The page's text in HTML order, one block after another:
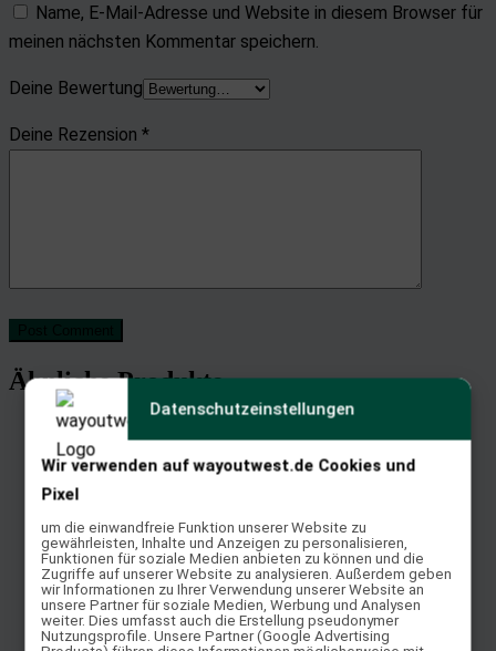
Name, E-Mail-Adresse und Website in diesem Browser für
meinen nächsten Kommentar speichern.
Deine Bewertung
Deine Rezension *
Ähnliche Produkte
Steffen Breug Reiner
Weiterlesen
Quick View
Pleasure-Sattel Bi-Color
Datenschutzeinstellungen
Wir verwenden auf wayoutwest.de Cookies und
Pixel
um die einwandfreie Funktion unserer Website zu
gewährleisten, Inhalte und Anzeigen zu personalisieren,
Funktionen für soziale Medien anbieten zu können und die
Zugriffe auf unserer Website zu analysieren. Außerdem geben
wir Informationen zu Ihrer Verwendung unserer Website an
unsere Partner für soziale Medien, Werbung und Analysen
weiter. Dies umfasst auch die Erstellung pseudonymer
Nutzungsprofile. Unsere Partner (Google Advertising